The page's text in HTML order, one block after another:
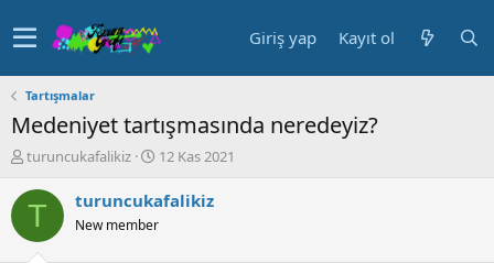
Giriş yap Kayıt ol
Tartışmalar
Medeniyet tartışmasında neredeyiz?
K
n
y
turuncukafalikiz
B
ş
12 Kas 2021
T turuncukafalikiz
New member